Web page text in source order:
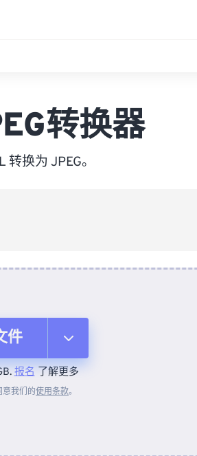
转换器
换为 JPEG。
件
报名了解更多
我们的使用条款。